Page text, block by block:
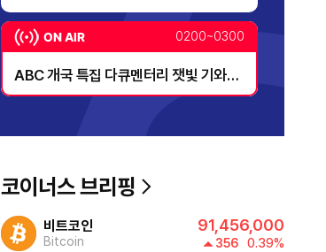
0200~0300
ABC 개국 특집 다큐멘터리 잿빛 기와의
열린성인가요콘서트2
코이너스 브리핑
비트코인
Bitcoin
91,456,000
356 0.39%